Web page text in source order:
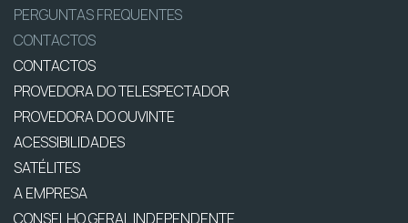
PERGUNTAS FREQUENTES
CONTACTOS
CONTACTOS
PROVEDORA DO TELESPECTADOR
PROVEDORA DO OUVINTE
ACESSIBILIDADES
SATÉLITES
A EMPRESA
CONSELHO GERAL INDEPENDENTE